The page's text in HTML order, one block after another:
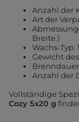
Anzahl der
Art der
Breite.)
Wachs-Typ:
Gewicht
Brenndauer
Anzahl der
Vollständige
Cozy 5x20 g